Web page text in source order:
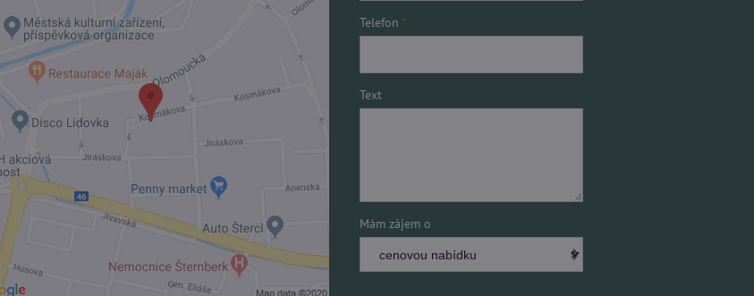
Externí obsah je blokován Volbami soukromí
Přejete si načíst externí obsah?
Povolit jednou
Povolit a zapamatovat - souhlas s druhem cookie:
Funkční
Otevřít obsah v novém okně
Telefon*
Text
Mám zájem o